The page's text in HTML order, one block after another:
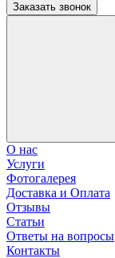
Заказать звонок
О нас
Услуги
Фотогалерея
Доставка и Оплата
Отзывы
Статьи
Ответы на вопросы
Контакты